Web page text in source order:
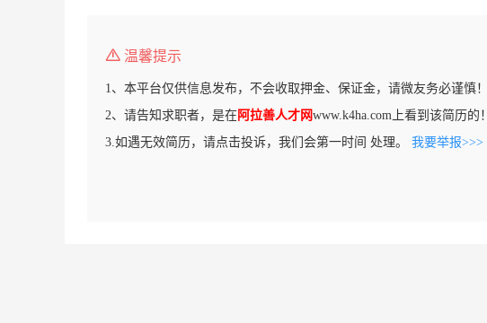
温馨提示
1、本平台仅供信息发布，不会收取押金、保证金，请微友务必谨慎！
2、请告知求职者，是在阿拉善人才网www.k4ha.com上看到该简历的！
3.如遇无效简历，请点击投诉，我们会第一时间 处理。 我要举报>>>